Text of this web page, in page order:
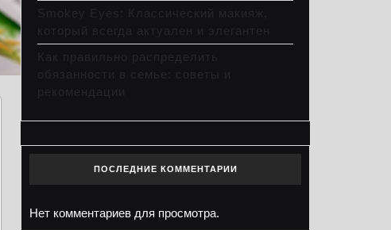
Smokey Eyes: Классический макияж,
который всегда актуален и элегантен
Как правильно распределить
обязанности в семье: советы и
рекомендации
ПОСЛЕДНИЕ КОММЕНТАРИИ
Нет комментариев для просмотра.